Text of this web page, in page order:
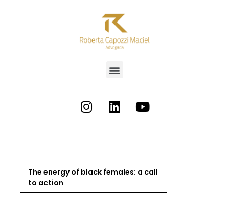
The energy of black females: a call
to action